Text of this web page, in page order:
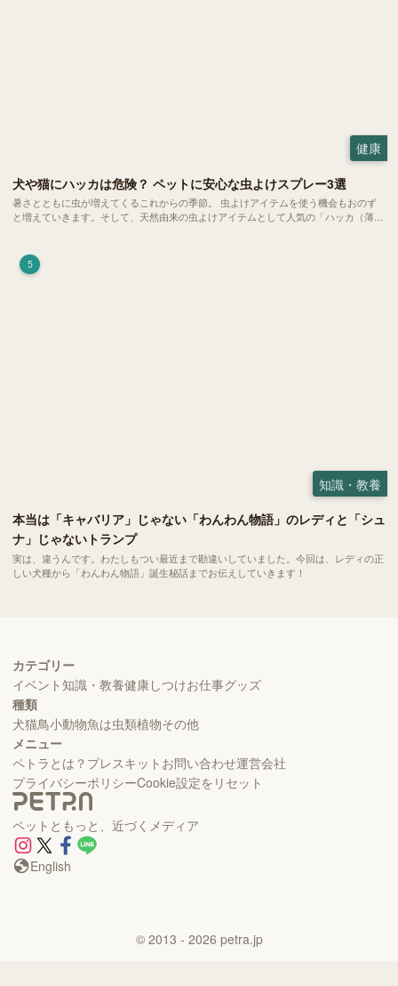
健康
犬や猫にハッカは危険？ ペットに安心な虫よけスプレー3選
暑さとともに虫が増えてくるこれからの季節。 虫よけアイテムを使う機会もおのず
と増えていきます。そして、天然由来の虫よけアイテムとして人気の「ハッカ（薄
5
知識・教養
本当は「キャバリア」じゃない「わんわん物語」のレディと「シュ
ナ」じゃないトランプ
実は、違うんです。わたしもつい最近まで勘違いしていました。今回は、レディの正
しい犬種から「わんわん物語」誕生秘話までお伝えしていきます！
カテゴリー
イベント知識・教養健康しつけお仕事グッズ
種類
犬猫鳥小動物魚は虫類植物その他
メニュー
ペトラとは？ プレスキット お問い合わせ運営会社
プライバシーポリシーCookie設定をリセット
ペットともっと、近づくメディア
English
© 2013 - 2026 petra.jp